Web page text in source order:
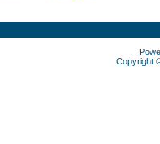
Copyright